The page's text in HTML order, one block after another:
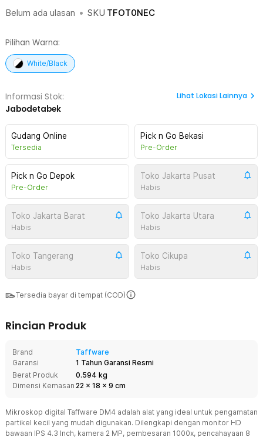
Belum ada ulasan • SKU TFOT0NEC
Pilihan Warna:
White/Black
Informasi Stok:
Jabodetabek
Lihat Lokasi Lainnya
Gudang Online
Tersedia
Pick n Go Bekasi
Pre-Order
Pick n Go Depok
Pre-Order
Toko Jakarta Pusat
Habis
Toko Jakarta Barat
Habis
Toko Jakarta Utara
Habis
Toko Tangerang
Habis
Toko Cikupa
Habis
Tersedia bayar di tempat (COD)
Rincian Produk
Brand
Taffware
Garansi
1 Tahun Garansi Resmi
Berat Produk
0.594 kg
Dimensi Kemasan 22 x 18 x 9 cm
Mikroskop digital Taffware DM4 adalah alat yang ideal untuk pengamatan
partikel kecil yang mudah digunakan. Dilengkapi dengan monitor HD
bawaan IPS 4.3 Inch, kamera 2 MP, pembesaran 1000x, pencahayaan 8